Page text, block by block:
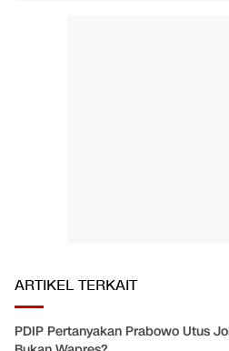
ARTIKEL TERKAIT
PDIP Pertanyakan Prabowo Utus